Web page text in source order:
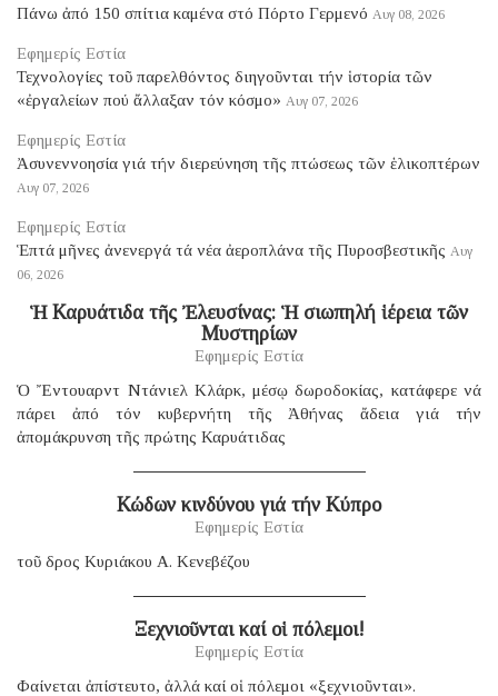
Πάνω ἀπό 150 σπίτια καμένα στό Πόρτο Γερμενό Αυγ 08, 2026
Εφημερίς Εστία
Τεχνολογίες τοῦ παρελθόντος διηγοῦνται τήν ἱστορία τῶν
«ἐργαλείων πού ἄλλαξαν τόν κόσμο» Αυγ 07, 2026
Εφημερίς Εστία
Ἀσυνεννοησία γιά τήν διερεύνηση τῆς πτώσεως τῶν ἑλικοπτέρων
Αυγ 07, 2026
Εφημερίς Εστία
Ἑπτά μῆνες ἀνενεργά τά νέα ἀεροπλάνα τῆς Πυροσβεστικῆς Αυγ
06, 2026
Ἡ Καρυάτιδα τῆς Ἐλευσίνας: Ἡ σιωπηλή ἱέρεια τῶν
Μυστηρίων
Εφημερίς Εστία
Ὁ Ἔντουαρντ Ντάνιελ Κλάρκ, μέσῳ δωροδοκίας, κατάφερε νά
πάρει ἀπό τόν κυβερνήτη τῆς Ἀθήνας ἄδεια γιά τήν
ἀπομάκρυνση τῆς πρώτης Καρυάτιδας
Κώδων κινδύνου γιά τήν Κύπρο
Εφημερίς Εστία
τοῦ δρος Κυριάκου Α. Κενεβέζου
Ξεχνιοῦνται καί οἱ πόλεμοι!
Εφημερίς Εστία
Φαίνεται ἀπίστευτο, ἀλλά καί οἱ πόλεμοι «ξεχνιοῦνται».